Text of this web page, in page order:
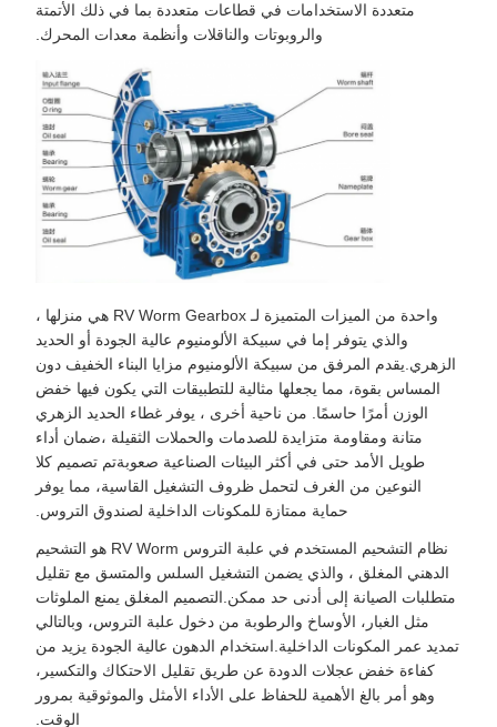
متعددة الاستخدامات في قطاعات متعددة بما في ذلك الأتمتة
والروبوتات والناقلات وأنظمة معدات المحرك.
واحدة من الميزات المتميزة لـ RV Worm Gearbox هي منزلها ،
والذي يتوفر إما في سبيكة الألومنيوم عالية الجودة أو الحديد
الزهري.يقدم المرفق من سبيكة الألومنيوم مزايا البناء الخفيف دون
المساس بقوة، مما يجعلها مثالية للتطبيقات التي يكون فيها خفض
الوزن أمرًا حاسمًا. من ناحية أخرى ، يوفر غطاء الحديد الزهري
متانة ومقاومة متزايدة للصدمات والحملات الثقيلة ،ضمان أداء
طويل الأمد حتى في أكثر البيئات الصناعية صعوبةتم تصميم كلا
النوعين من الغرف لتحمل ظروف التشغيل القاسية، مما يوفر
حماية ممتازة للمكونات الداخلية لصندوق التروس.
نظام التشحيم المستخدم في علبة التروس RV Worm هو التشحيم
الدهني المغلق ، والذي يضمن التشغيل السلس والمتسق مع تقليل
متطلبات الصيانة إلى أدنى حد ممكن.التصميم المغلق يمنع الملوثات
مثل الغبار، الأوساخ والرطوبة من دخول علبة التروس، وبالتالي
تمديد عمر المكونات الداخلية.استخدام الدهون عالية الجودة يزيد من
كفاءة خفض عجلات الدودة عن طريق تقليل الاحتكاك والتكسير،
وهو أمر بالغ الأهمية للحفاظ على الأداء الأمثل والموثوقية بمرور
الوقت.